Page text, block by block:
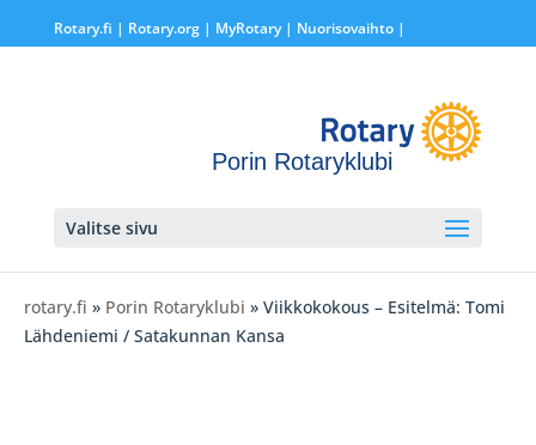
Rotary.fi | Rotary.org| MyRotary | Nuorisovaihto|
Porin Rotaryklubi
Valitse sivu
rotary.fi » Porin Rotaryklubi » Viikkokokous – Esitelmä: Tomi
Lähdeniemi / Satakunnan Kansa